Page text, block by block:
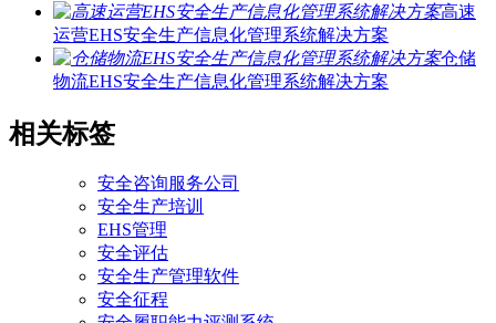
高速
运营EHS安全生产信息化管理系统解决方案
仓储
物流EHS安全生产信息化管理系统解决方案
相关标签
安全咨询服务公司
安全生产培训
EHS管理
安全评估
安全生产管理软件
安全征程